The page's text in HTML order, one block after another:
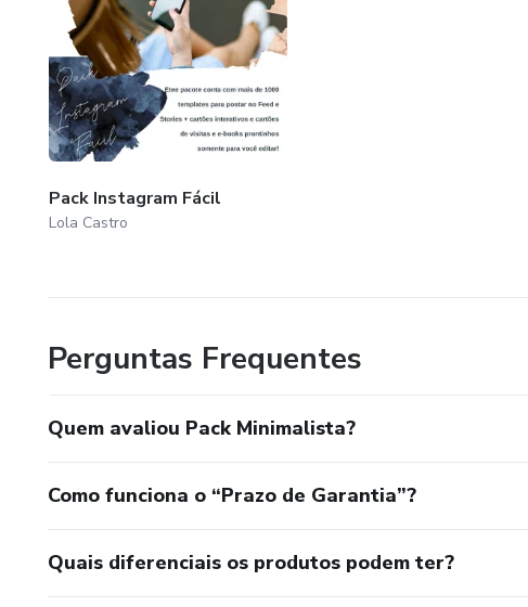
Pack Instagram Fácil
Lola Castro
Perguntas Frequentes
Quem avaliou Pack Minimalista?
Como funciona o “Prazo de Garantia”?
Quais diferenciais os produtos podem ter?